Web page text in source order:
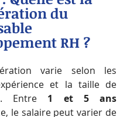
du
RH ?
varie selon les
et la taille de
Entre